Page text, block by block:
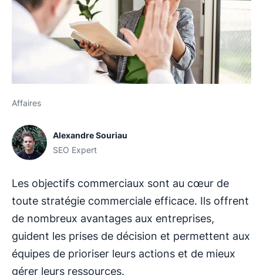
Affaires
Alexandre Souriau
SEO Expert
Les objectifs commerciaux sont au cœur de
toute stratégie commerciale efficace. Ils offrent
de nombreux avantages aux entreprises,
guident les prises de décision et permettent aux
équipes de prioriser leurs actions et de mieux
gérer leurs ressources.